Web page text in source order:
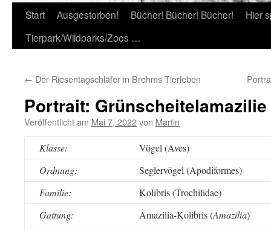
Start Ausgestorben! Bücher! Bücher! Bücher!
Hier
Tierpark/Wildparks/Zoos …
← Der Riesentagschläfer in Brehms Tierleben
Portrait: Grünscheitelamazilie
Veröffentlicht am Mai 7, 2022von Martin
Klasse:
Vögel (Aves)
Ordnung:
Seglervögel (Apodiformes)
Familie:
Kolibris (Trochilidae)
Gattung:
Amazilia-Kolibris (Amazilia)